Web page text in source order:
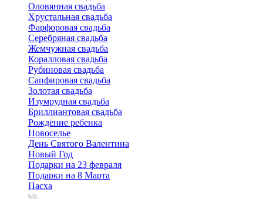
Оловянная свадьба
Хрустальная свадьба
Фарфоровая свадьба
Серебряная свадьба
Жемчужная свадьба
Коралловая свадьба
Рубиновая свадьба
Сапфировая свадьба
Золотая свадьба
Изумрудная свадьба
Бриллиантовая свадьба
Рождение ребенка
Новоселье
День Святого Валентина
Новый Год
Подарки на 23 февраля
Подарки на 8 Марта
Пасха